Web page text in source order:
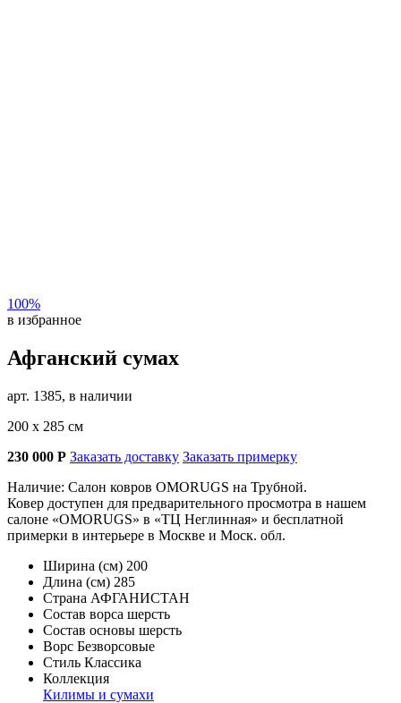
100%
в избранное
Афганский сумах
арт. 1385, в наличии
200 х 285 см
230 000 Р Заказать доставку Заказать примерку
Наличие: Салон ковров OMORUGS на Трубной.
Ковер доступен для предварительного просмотра в нашем
салоне «OMORUGS» в «ТЦ Неглинная» и бесплатной
примерки в интерьере в Москве и Моск. обл.
Ширина (см) 200
Длина (см) 285
Страна АФГАНИСТАН
Состав ворса шерсть
Состав основы шерсть
Ворс Безворсовые
Стиль Классика
Коллекция
Килимы и сумахи